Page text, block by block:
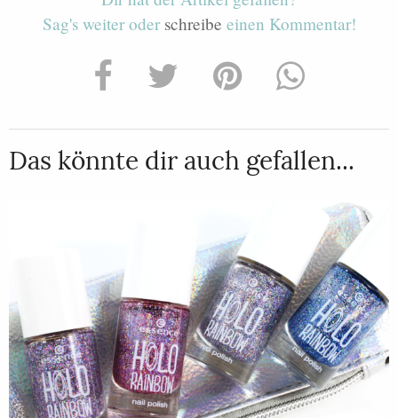
Sag's weiter oder schreibe einen Kommentar!
Das könnte dir auch gefallen...